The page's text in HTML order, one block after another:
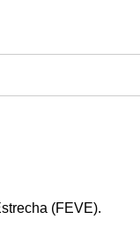
(FEVE).